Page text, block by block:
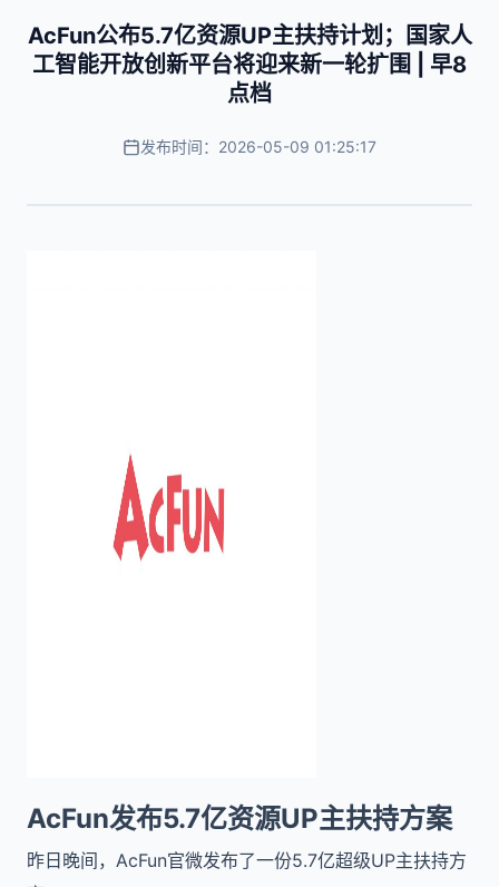
AcFun公布5.7亿资源UP主扶持计划；国家人
工智能开放创新平台将迎来新一轮扩围 | 早8
点档
发布时间：2026-05-09 01:25:17
AcFun发布5.7亿资源UP主扶持方案
昨日晚间，AcFun官微发布了一份5.7亿超级UP主扶持方